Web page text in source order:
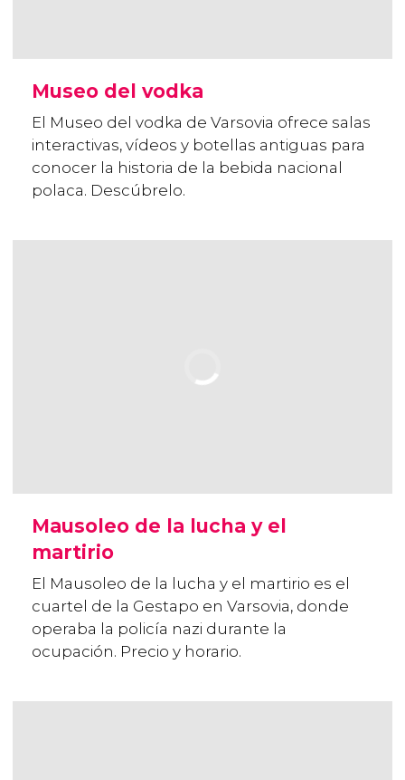
Museo del vodka
El Museo del vodka de Varsovia ofrece salas
interactivas, vídeos y botellas antiguas para
conocer la historia de la bebida nacional
polaca. Descúbrelo.
Mausoleo de la lucha y el
martirio
El Mausoleo de la lucha y el martirio es el
cuartel de la Gestapo en Varsovia, donde
operaba la policía nazi durante la
ocupación. Precio y horario.